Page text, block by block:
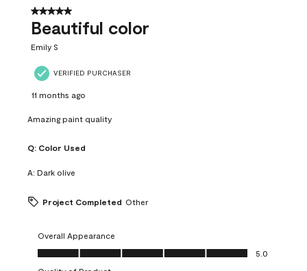
5 out of 5 stars.
Beautiful color
Emily S
VERIFIED PURCHASER
11 months ago
Amazing paint quality
Q: Color Used
A: Dark olive
Project Completed Other
Overall Appearance
Overall Appearance, 5.0 out of 5
5.0